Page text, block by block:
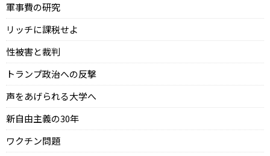
軍事費の研究
リッチに課税せよ
性被害と裁判
トランプ政治への反撃
声をあげられる大学へ
新自由主義の30年
ワクチン問題